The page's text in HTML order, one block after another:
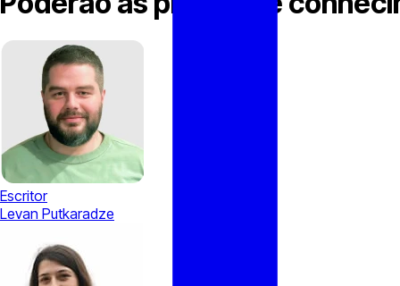
Escritor
Levan Putkaradze